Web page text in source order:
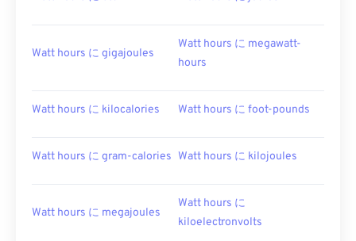
Watt hours に gigajoules
Watt hours に megawatt-
hours
Watt hours に kilocalories Watt hours に foot-pounds
Watt hours に gram-calories Watt hours に kilojoules
Watt hours に megajoules
Watt hours に
kiloelectronvolts